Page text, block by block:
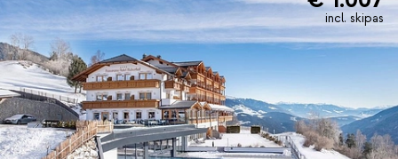
incl. skipas